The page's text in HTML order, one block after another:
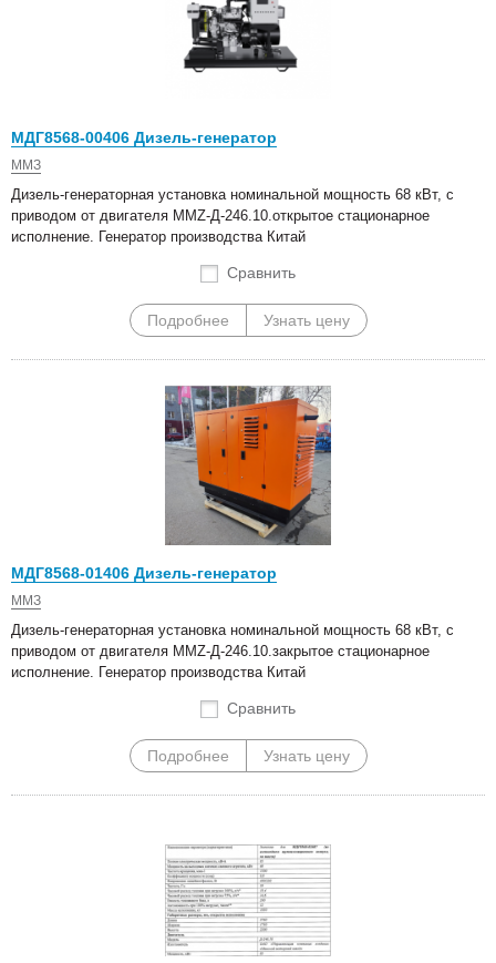
МДГ8568-00406 Дизель-генератор
ММЗ
Дизель-генераторная установка номинальной мощность 68 кВт, с
приводом от двигателя MMZ-Д-246.10.открытое стационарное
исполнение. Генератор производства Китай
Сравнить
Подробнее Узнать цену
МДГ8568-01406 Дизель-генератор
ММЗ
Дизель-генераторная установка номинальной мощность 68 кВт, с
приводом от двигателя MMZ-Д-246.10.закрытое стационарное
исполнение. Генератор производства Китай
Сравнить
Подробнее Узнать цену